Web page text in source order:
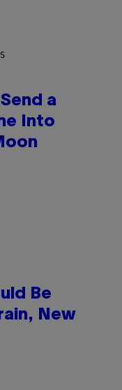
a
Into
Be
New